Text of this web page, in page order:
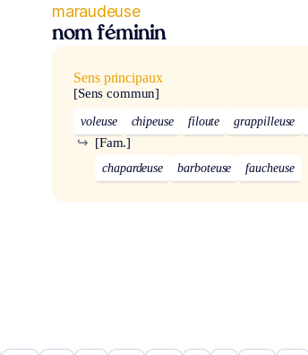
maraudeuse
nom féminin
Sens principaux
[Sens commun]
voleuse chipeuse filoute grappilleuse
[Fam.]
↪
chapardeuse barboteuse faucheuse